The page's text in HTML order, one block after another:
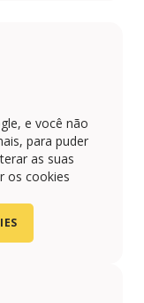
e você não
para puder
as suas
os cookies